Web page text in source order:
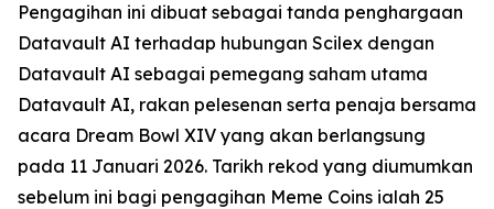
Pengagihan ini dibuat sebagai tanda penghargaan
Datavault AI terhadap hubungan Scilex dengan
Datavault AI sebagai pemegang saham utama
Datavault AI, rakan pelesenan serta penaja bersama
acara Dream Bowl XIV yang akan berlangsung
pada 11 Januari 2026. Tarikh rekod yang diumumkan
sebelum ini bagi pengagihan Meme Coins ialah 25